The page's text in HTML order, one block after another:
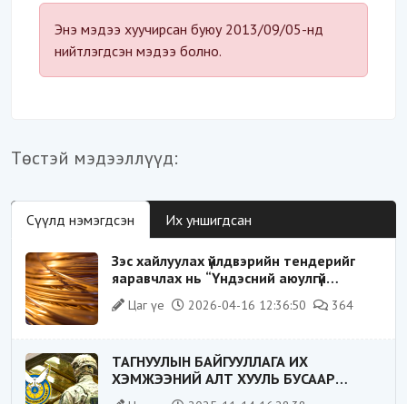
Энэ мэдээ хуучирсан буюу 2013/09/05-нд
нийтлэгдсэн мэдээ болно.
Төстэй мэдээллүүд:
Сүүлд нэмэгдсэн Их уншигдсан
Зэс хайлуулах үйлдвэрийн тендерийг
яаравчлах нь “Үндэсний аюулгүй
байдал“-д эрсдэлтэй юу?
Цаг үе 2026-04-16 12:36:50 364
ТАГНУУЛЫН БАЙГУУЛЛАГА ИХ
ХЭМЖЭЭНИЙ АЛТ ХУУЛЬ БУСААР
ХИЛЭЭР ГАРГАХ ГЭЖ БАЙСАН